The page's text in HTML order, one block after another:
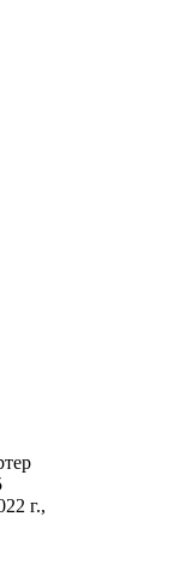
г.,